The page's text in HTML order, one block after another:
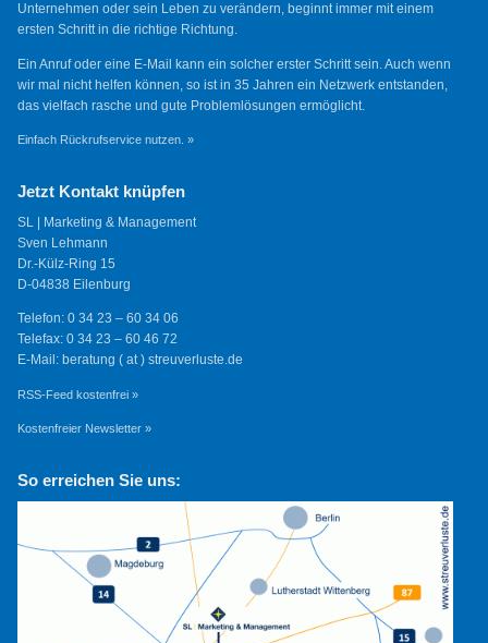
Unternehmen oder sein Leben zu verändern, beginnt immer mit einem
ersten Schritt in die richtige Richtung.
Ein Anruf oder eine E-Mail kann ein solcher erster Schritt sein. Auch wenn
wir mal nicht helfen können, so ist in 35 Jahren ein Netzwerk entstanden,
das vielfach rasche und gute Problemlösungen ermöglicht.
Einfach Rückrufservice nutzen. »
Jetzt Kontakt knüpfen
SL | Marketing & Management
Sven Lehmann
Dr.-Külz-Ring 15
D-04838 Eilenburg
Telefon: 0 34 23 – 60 34 06
Telefax: 0 34 23 – 60 46 72
E-Mail: beratung ( at ) streuverluste.de
RSS-Feed kostenfrei »
Kostenfreier Newsletter »
So erreichen Sie uns: